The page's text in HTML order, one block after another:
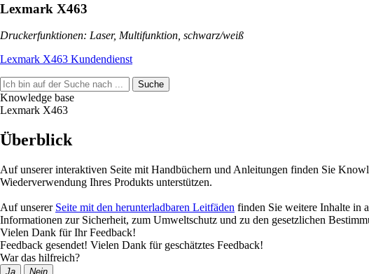
Lexmark X463
Druckerfunktionen: Laser, Multifunktion, schwarz/weiß
Lexmark X463 Kundendienst
Suche
Knowledge base
Lexmark X463
Überblick
Auf unserer interaktiven Seite mit Handbüchern und Anleitungen finden Sie
Wiederverwendung Ihres Produkts unterstützen.
Auf unserer Seite mit den herunterladbaren Leitfäden finden Sie weitere Inhalte in
Informationen zur Sicherheit, zum Umweltschutz und zu den gesetzlichen
Vielen Dank für Ihr Feedback!
Feedback gesendet! Vielen Dank für geschätztes Feedback!
War das hilfreich?
Ja Nein